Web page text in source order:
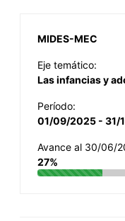
MIDES-MEC
Eje temático:
Las infancias y
Período:
01/09/2025 - 31/
Avance al 30/06/
27%